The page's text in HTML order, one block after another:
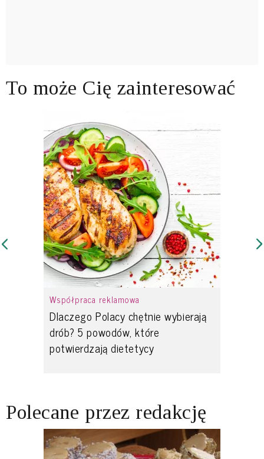
To może Cię zainteresować
Współpraca reklamowa
Dlaczego Polacy chętnie wybierają
drób? 5 powodów, które
potwierdzają dietetycy
Polecane przez redakcję